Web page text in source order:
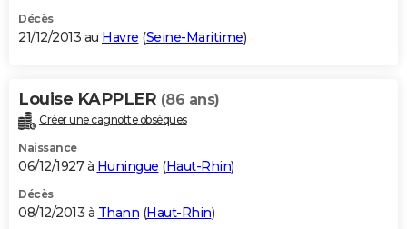
Décès
21/12/2013 au Havre (Seine-Maritime)
Louise KAPPLER (86 ans)
Créer une cagnotte obsèques
Naissance
06/12/1927 à Huningue (Haut-Rhin)
Décès
08/12/2013 à Thann (Haut-Rhin)